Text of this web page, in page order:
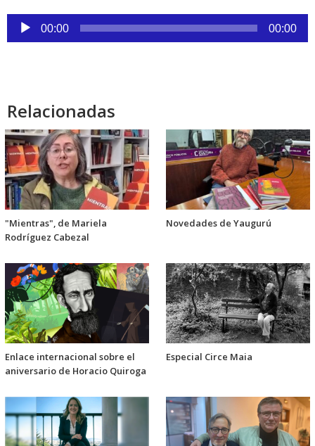
Reproductor
audio
00:00 00:00
Relacionadas
"Mientras", de Mariela
Rodríguez Cabezal
Novedades de Yaugurú
Enlace internacional sobre el
aniversario de Horacio Quiroga
Especial Circe Maia